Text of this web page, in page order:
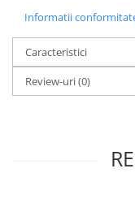
Informatii
Caracteristici
Review-uri(0)